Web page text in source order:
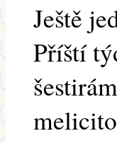
Ještě
Příští